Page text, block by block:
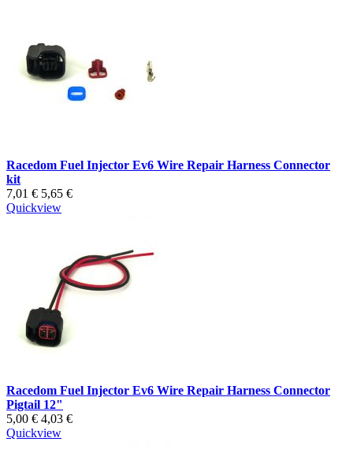
Racedom Fuel Injector Ev6 Wire Repair Harness Connector
kit
7,01 € 5,65 €
Quickview
Racedom Fuel Injector Ev6 Wire Repair Harness Connector
Pigtail 12"
5,00 € 4,03 €
Quickview